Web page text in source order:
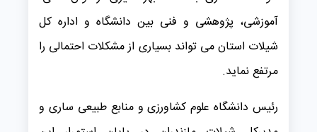
آموزشی، پژوهشی و فنی بین دانشگاه و اداره کل
شیلات استان می تواند بسیاری از مشکلات احتمالی را
مرتفع نماید.
رئیس دانشگاه علوم کشاورزی و منابع طبیعی ساری و